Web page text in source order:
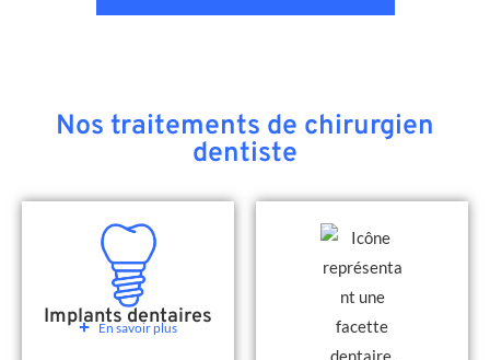
Nos traitements de chirurgien
dentiste
Implants dentaires
En savoir plus